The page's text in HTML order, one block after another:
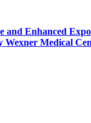
and Enhanced
Wexner Medical